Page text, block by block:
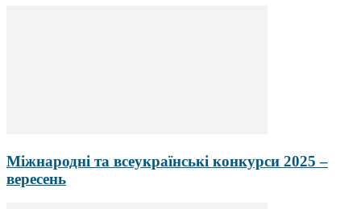
Міжнародні та всеукраїнські конкурси 2025 –
вересень